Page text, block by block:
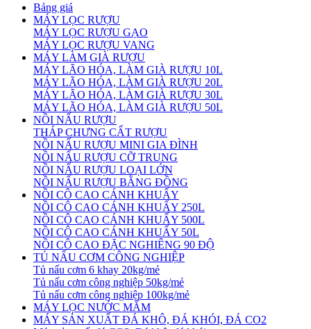
Bảng giá
MÁY LỌC RƯỢU
MÁY LỌC RƯỢU GẠO
MÁY LỌC RƯỢU VANG
MÁY LÀM GIÀ RƯỢU
MÁY LÃO HÓA, LÀM GIÀ RƯỢU 10L
MÁY LÃO HÓA, LÀM GIÀ RƯỢU 20L
MÁY LÃO HÓA, LÀM GIÀ RƯỢU 30L
MÁY LÃO HÓA, LÀM GIÀ RƯỢU 50L
NỒI NẤU RƯỢU
THÁP CHƯNG CẤT RƯỢU
NỒI NẤU RƯỢU MINI GIA ĐÌNH
NỒI NẤU RƯỢU CỠ TRUNG
NỒI NẤU RƯỢU LOẠI LỚN
NỒI NẤU RƯỢU BẰNG ĐỒNG
NỒI CÔ CAO CÁNH KHUẤY
NỒI CÔ CAO CÁNH KHUẤY 250L
NỒI CÔ CAO CÁNH KHUẤY 500L
NỒI CÔ CAO CÁNH KHUẤY 50L
NỒI CÔ CAO ĐẶC NGHIÊNG 90 ĐỘ
TỦ NẤU CƠM CÔNG NGHIỆP
Tủ nấu cơm 6 khay 20kg/mẻ
Tủ nấu cơm công nghiệp 50kg/mẻ
Tủ nấu cơm công nghiệp 100kg/mẻ
MÁY LỌC NƯỚC MẮM
MÁY SẢN XUẤT ĐÁ KHÔ, ĐÁ KHÓI, ĐÁ CO2